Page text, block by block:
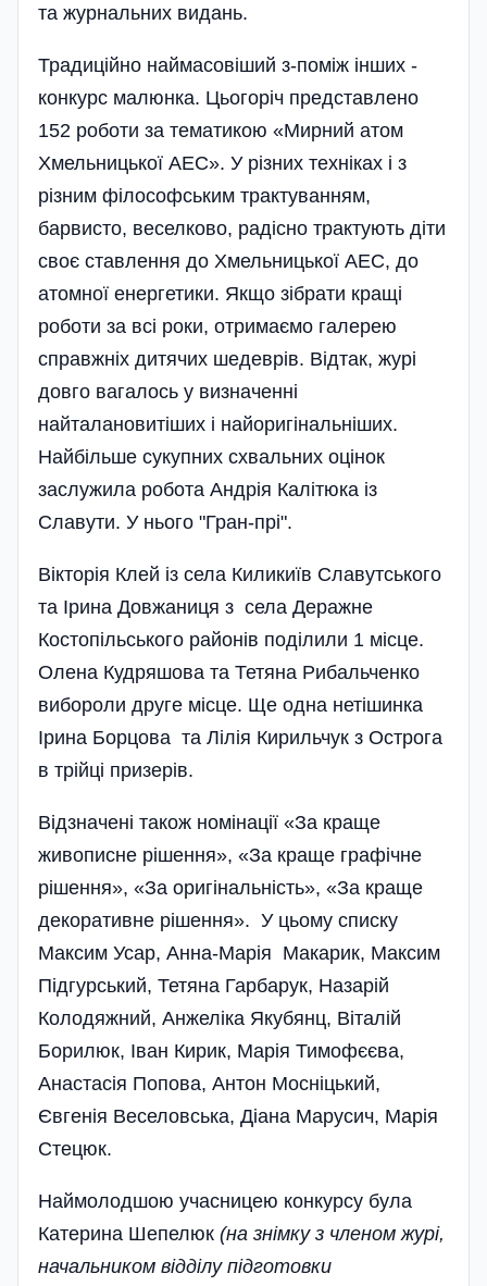
та журнальних видань.
Традиційно наймасовіший з-по­між інших -
конкурс малюнка. Цьогоріч представлено
152 роботи за тематикою «Мирний атом
Хмельницької АЕС». У різних техніках і з
різним філософським трактуванням,
барвисто, веселково, радісно трактують діти
своє ставлення до Хмельницької АЕС, до
атомної енергетики. Якщо зібрати кращі
роботи за всі роки, отримаємо галерею
справжніх дитячих шедеврів. Відтак, журі
довго вагалось у визначенні
найталановитіших і найоригі­нальніших.
Найбільше сукупних схвальних оцінок
заслужила робота Андрія Калітюка із
Славути. У нього "Гран-прі".
Вікторія Клей із села Киликиїв Славутського
та Ірина Довжаниця з села Деражне
Костопільського районів поділили 1 місце.
Олена Кудряшова та Тетяна Рибальченко
вибороли друге місце. Ще одна нетішинка
Ірина Борцова та Лілія Кирильчук з Острога
в трійці призерів.
Відзначені також номінації «За краще
живописне рішення», «За краще графічне
рішення», «За оригінальність», «За краще
декоративне рішення». У цьо­му списку
Максим Усар, Анна-Марія Макарик, Максим
Підгурський, Тетяна Гарбарук, Назарій
Колодяжний, Анже­лі­ка Якубянц, Віталій
Борилюк, Іван Кирик, Марія Тимофєєва,
Анастасія Попова, Антон Мосніцький,
Євгенія Веселовська, Діана Марусич, Марія
Стецюк.
Наймолодшою учасницею конкурсу була
Катерина Шепелюк (на знімку з членом журі,
начальником відділу підготовки